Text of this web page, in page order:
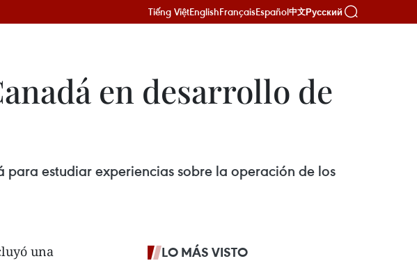
Tiếng ViệtEnglishFrançaisEspañol中文Русский
en desarrollo de
estudiar experiencias sobre la operación de los
una
LO MÁS VISTO